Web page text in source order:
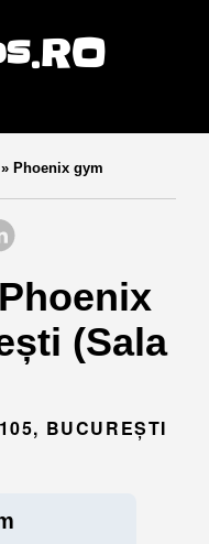
» Phoenix gym
(Sala
BUCUREȘTI